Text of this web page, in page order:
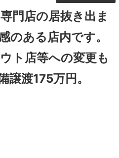
門店の居抜き出ま
のある店内です。
ト店等への変更も
譲渡175万円。